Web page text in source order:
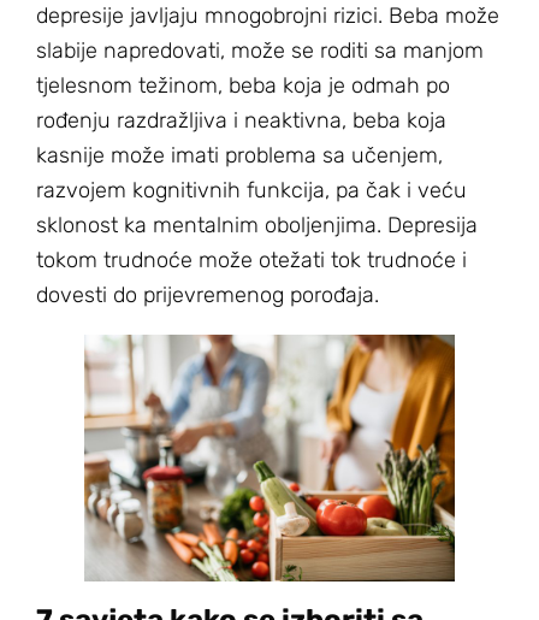
depresije javljaju mnogobrojni rizici. Beba može
slabije napredovati, može se roditi sa manjom
tjelesnom težinom, beba koja je odmah po
rođenju razdražljiva i neaktivna, beba koja
kasnije može imati problema sa učenjem,
razvojem kognitivnih funkcija, pa čak i veću
sklonost ka mentalnim oboljenjima. Depresija
tokom trudnoće može otežati tok trudnoće i
dovesti do prijevremenog porođaja.